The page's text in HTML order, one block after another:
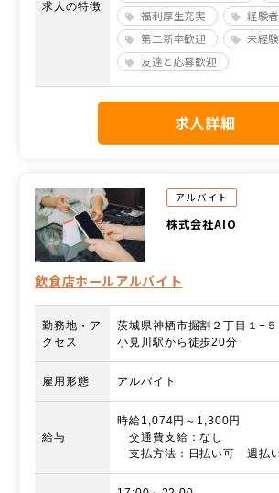
求人の特徴
福利厚生充実
経験
第二新卒歓迎
未経
友達と応募歓迎
求人詳細
アルバイト
株式会社AIO
飲食店ホールアルバイト
勤務地・ア
クセス
茨城県神栖市掘割２丁目１−５
小見川駅から徒歩20分
雇用形態 アルバイト
給与
時給1,074円～1,300円
交通費支給：なし
支払方法：日払い可 週払